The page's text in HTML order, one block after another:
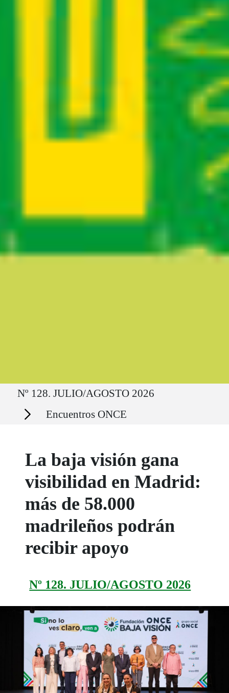
Ruta del sitio
Nº 128. JULIO/AGOSTO 2026
Secciones Encuentros ONCE
La baja visión gana
visibilidad en Madrid:
más de 58.000
madrileños podrán
recibir apoyo
Nº 128. JULIO/AGOSTO 2026